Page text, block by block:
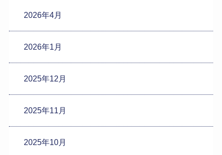
2026年4月
2026年1月
2025年12月
2025年11月
2025年10月